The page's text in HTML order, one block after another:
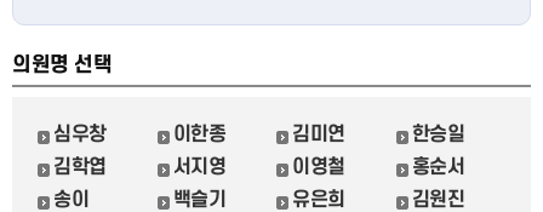
의원명 선택
심우창 이한종 김미연
한승일
김학엽
서지영 이영철
홍순서
송이
백슬기 유은희
김원진